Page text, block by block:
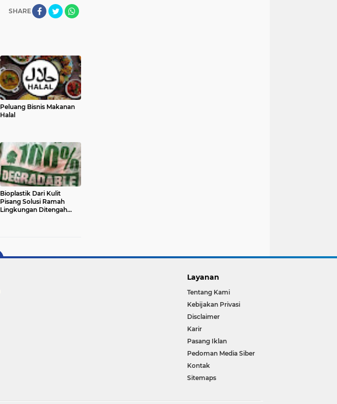
SHARE
Peluang Bisnis Makanan
Halal
Bioplastik Dari Kulit
Pisang Solusi Ramah
Lingkungan Ditengah
Layanan
Tentang Kami
Kebijakan Privasi
Disclaimer
Karir
Pasang Iklan
Pedoman Media Siber
Kontak
Sitemaps